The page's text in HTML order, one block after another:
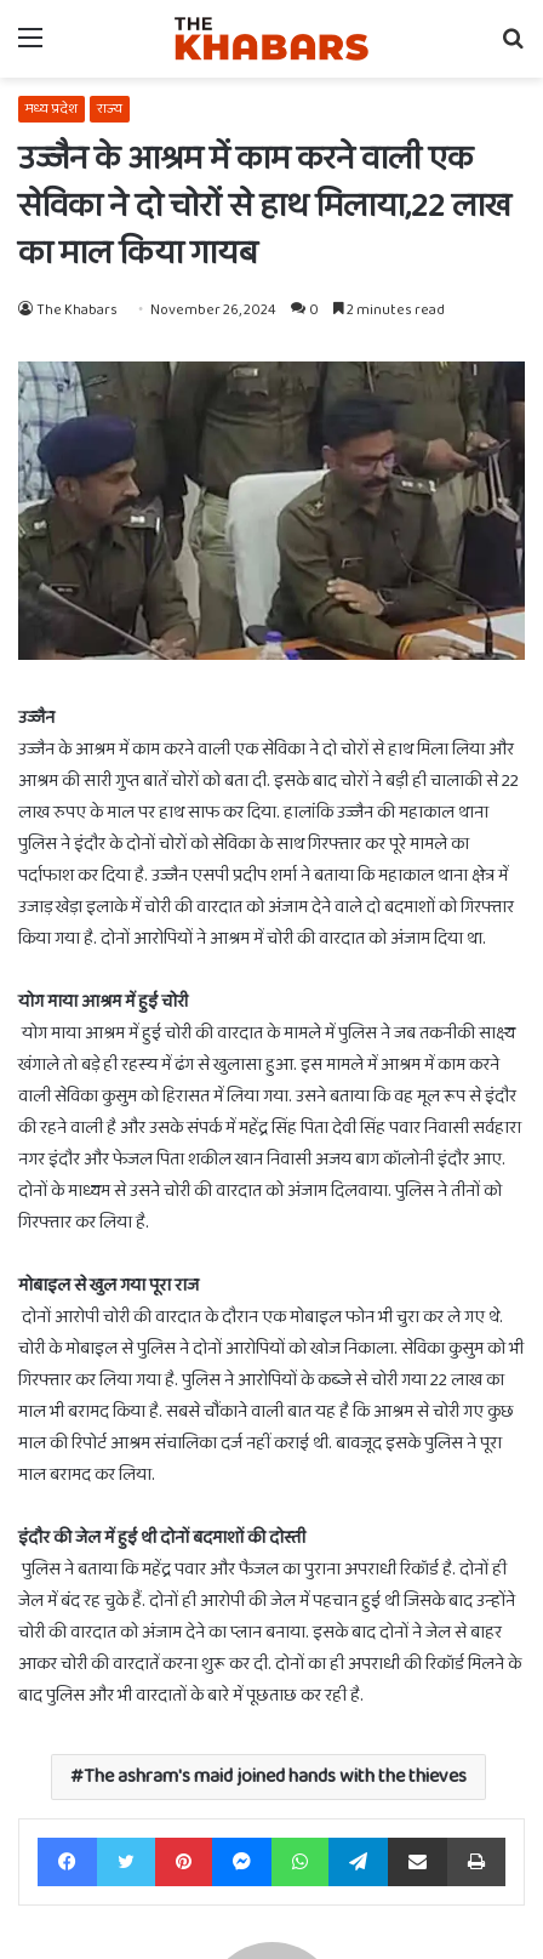
Menu
मध्य प्रदेश राज्य
उज्जैन के आश्रम में काम करने वाली एक
सेविका ने दो चोरों से हाथ मिलाया,22 लाख
का माल किया गायब
The Khabars November 26, 2024 0 2 minutes read
उज्जैन
उज्जैन के आश्रम में काम करने वाली एक सेविका ने दो चोरों से हाथ मिला लिया और
आश्रम की सारी गुप्त बातें चोरों को बता दी. इसके बाद चोरों ने बड़ी ही चालाकी से 22
लाख रुपए के माल पर हाथ साफ कर दिया. हालांकि उज्जैन की महाकाल थाना
पुलिस ने इंदौर के दोनों चोरों को सेविका के साथ गिरफ्तार कर पूरे मामले का
पर्दाफाश कर दिया है. उज्जैन एसपी प्रदीप शर्मा ने बताया कि महाकाल थाना क्षेत्र में
उजाड़ खेड़ा इलाके में चोरी की वारदात को अंजाम देने वाले दो बदमाशों को गिरफ्तार
किया गया है. दोनों आरोपियों ने आश्रम में चोरी की वारदात को अंजाम दिया था.
योग माया आश्रम में हुई चोरी
योग माया आश्रम में हुई चोरी की वारदात के मामले में पुलिस ने जब तकनीकी साक्ष्य
खंगाले तो बड़े ही रहस्य में ढंग से खुलासा हुआ. इस मामले में आश्रम में काम करने
वाली सेविका कुसुम को हिरासत में लिया गया. उसने बताया कि वह मूल रूप से इंदौर
की रहने वाली है और उसके संपर्क में महेंद्र सिंह पिता देवी सिंह पवार निवासी सर्वहारा
नगर इंदौर और फेजल पिता शकील खान निवासी अजय बाग कॉलोनी इंदौर आए.
दोनों के माध्यम से उसने चोरी की वारदात को अंजाम दिलवाया. पुलिस ने तीनों को
गिरफ्तार कर लिया है.
मोबाइल से खुल गया पूरा राज
दोनों आरोपी चोरी की वारदात के दौरान एक मोबाइल फोन भी चुरा कर ले गए थे.
चोरी के मोबाइल से पुलिस ने दोनों आरोपियों को खोज निकाला. सेविका कुसुम को भी
गिरफ्तार कर लिया गया है. पुलिस ने आरोपियों के कब्जे से चोरी गया 22 लाख का
माल भी बरामद किया है. सबसे चौंकाने वाली बात यह है कि आश्रम से चोरी गए कुछ
माल की रिपोर्ट आश्रम संचालिका दर्ज नहीं कराई थी. बावजूद इसके पुलिस ने पूरा
माल बरामद कर लिया.
इंदौर की जेल में हुई थी दोनों बदमाशों की दोस्ती
पुलिस ने बताया कि महेंद्र पवार और फैजल का पुराना अपराधी रिकॉर्ड है. दोनों ही
जेल में बंद रह चुके हैं. दोनों ही आरोपी की जेल में पहचान हुई थी जिसके बाद उन्होंने
चोरी की वारदात को अंजाम देने का प्लान बनाया. इसके बाद दोनों ने जेल से बाहर
आकर चोरी की वारदातें करना शुरू कर दी. दोनों का ही अपराधी की रिकॉर्ड मिलने के
बाद पुलिस और भी वारदातों के बारे में पूछताछ कर रही है.
The ashram's maid joined hands with the thieves
FacebookTwitter PinterestMessengerWhatsAppTelegramShare via Email Print